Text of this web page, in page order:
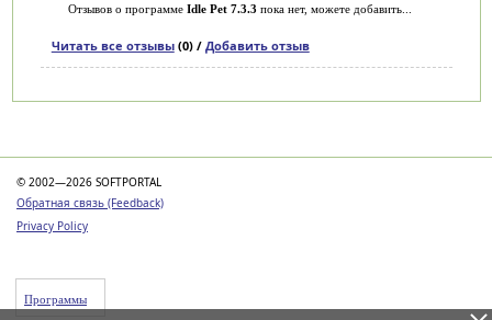
Отзывов о программе Idle Pet 7.3.3 пока нет, можете добавить...
Читать все отзывы(0) / Добавить отзыв
© 2002—2026 SOFTPORTAL
Обратная связь (Feedback)
Privacy Policy
Программы